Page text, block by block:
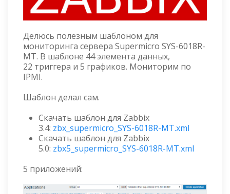
Делюсь полезным шаблоном для
мониторинга сервера Supermicro SYS-6018R-
MT. В шаблоне 44 элемента данных,
22 триггера и 5 графиков. Мониторим по
IPMI.
Шаблон делал сам.
Скачать шаблон для Zabbix
3.4: zbx_supermicro_SYS-6018R-MT.xml
Скачать шаблон для Zabbix
5.0: zbx5_supermicro_SYS-6018R-MT.xml
5 приложений: